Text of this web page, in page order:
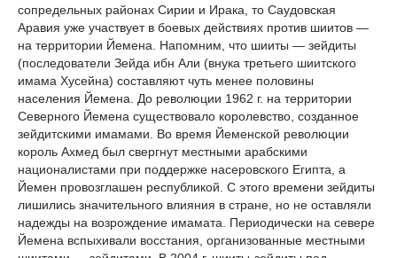
сопредельных районах Сирии и Ирака, то Саудовская
Аравия уже участвует в боевых действиях против шиитов —
на территории Йемена. Напомним, что шииты — зейдиты
(последователи Зейда ибн Али (внука третьего шиитского
имама Хусейна) составляют чуть менее половины
населения Йемена. До революции 1962 г. на территории
Северного Йемена существовало королевство, созданное
зейдитскими имамами. Во время Йеменской революции
король Ахмед был свергнут местными арабскими
националистами при поддержке насеровского Египта, а
Йемен провозглашен республикой. С этого времени зейдиты
лишились значительного влияния в стране, но не оставляли
надежды на возрождение имамата. Периодически на севере
Йемена вспыхивали восстания, организованные местными